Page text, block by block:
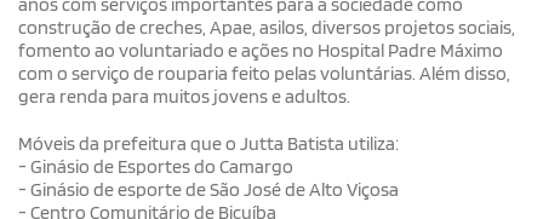
construção de creches, Apae, asilos, diversos projetos sociais,
fomento ao voluntariado e ações no Hospital Padre Máximo
com o serviço de rouparia feito pelas voluntárias. Além disso,
gera renda para muitos jovens e adultos.
Móveis da prefeitura que o Jutta Batista utiliza:
- Ginásio de Esportes do Camargo
- Ginásio de esporte de São José de Alto Viçosa
- Centro Comunitário de Bicuíba